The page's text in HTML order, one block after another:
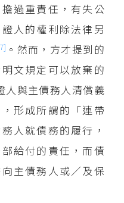
過重責任，有失公
人的權利除法律另
。然而，方才提到的
文規定可以放棄的
人與主債務人清償義
形成所謂的「連帶
人就債務的履行，
給付的責任，而債
主債務人或／及保